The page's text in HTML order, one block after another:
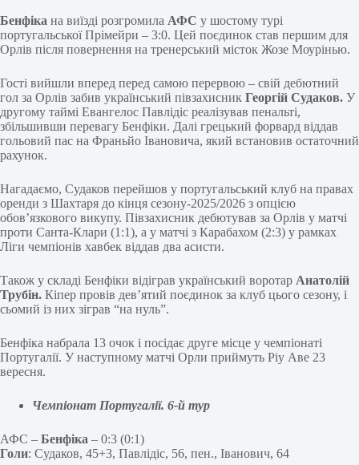
Бенфіка на виїзді розгромила АФС у шостому турі
португальської Прімейри – 3:0. Цей поєдинок став першим для
Орлів після повернення на тренерський місток Жозе Моурінью.
Гості вийшли вперед перед самою перервою – свій дебютний
гол за Орлів забив український півзахисник Георгій Судаков. У
другому таймі Евангелос Павлідіс реалізував пенальті,
збільшивши перевагу Бенфіки. Далі грецький форвард віддав
гольовий пас на Франьйо Івановича, який встановив остаточний
рахунок.
Нагадаємо, Судаков перейшов у португальський клуб на правах
оренди з Шахтаря до кінця сезону-2025/2026 з опцією
обов’язкового викупу. Півзахисник дебютував за Орлів у матчі
проти Санта-Клари (1:1), а у матчі з Карабахом (2:3) у рамках
Ліги чемпіонів хавбек віддав два асисти.
Також у складі Бенфіки відіграв український воротар Анатолій
Трубін. Кіпер провів дев’ятий поєдинок за клуб цього сезону, і
сьомий із них зіграв “на нуль”.
Бенфіка набрала 13 очок і посідає друге місце у чемпіонаті
Португалії. У наступному матчі Орли приймуть Ріу Аве 23
вересня.
Чемпіонат Португалії. 6-й тур
АФС – Бенфіка – 0:3 (0:1)
Голи: Судаков, 45+3, Павлідіс, 56, пен., Іванович, 64